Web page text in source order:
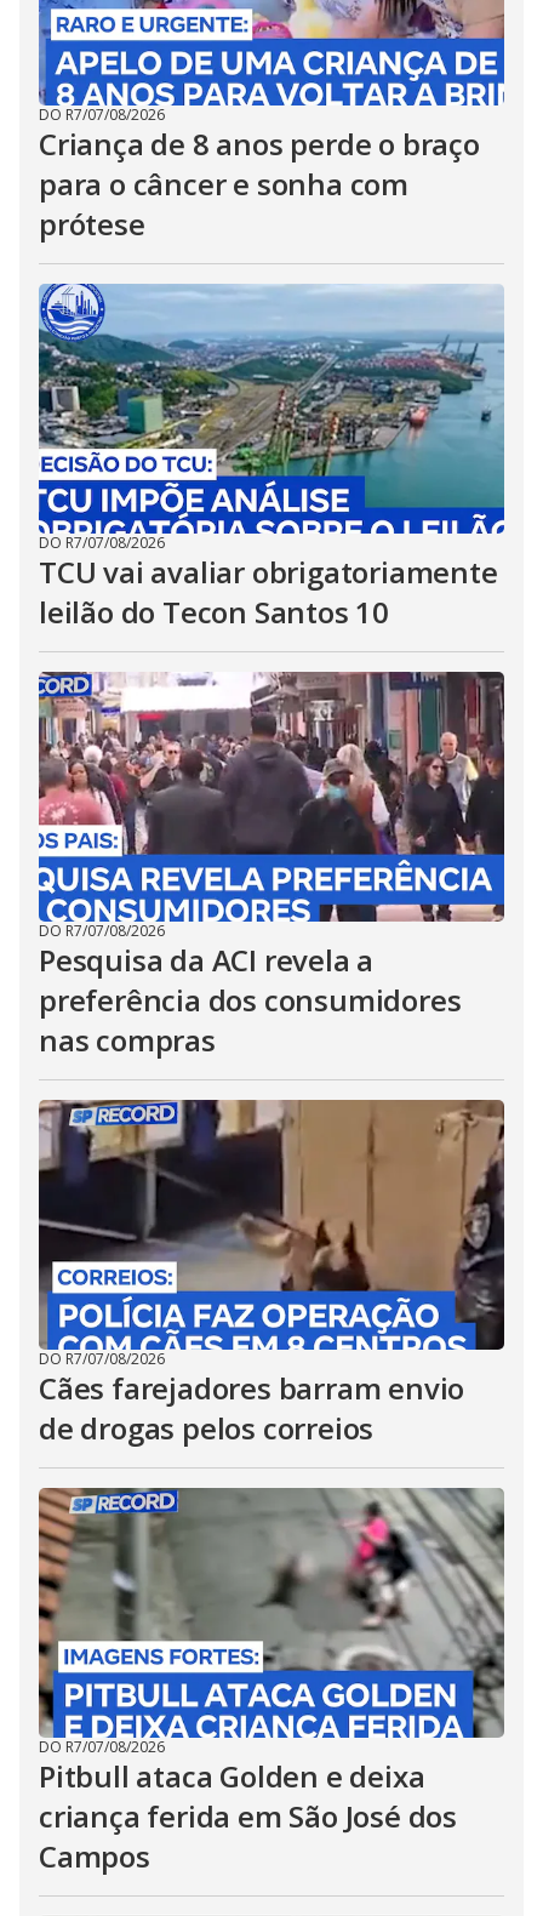
DO R7/07/08/2026
Criança de 8 anos perde o braço
para o câncer e sonha com
prótese
DO R7/07/08/2026
TCU vai avaliar obrigatoriamente
leilão do Tecon Santos 10
DO R7/07/08/2026
Pesquisa da ACI revela a
preferência dos consumidores
nas compras
DO R7/07/08/2026
Cães farejadores barram envio
de drogas pelos correios
DO R7/07/08/2026
Pitbull ataca Golden e deixa
criança ferida em São José dos
Campos